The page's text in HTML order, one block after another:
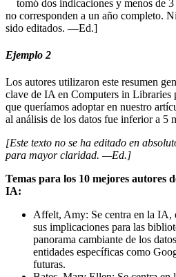
tomó dos indicaciones y menos de
no corresponden a un año completo.
sido editados. —Ed.]
Ejemplo 2
Los autores utilizaron este resumen
clave de IA en Computers in Libraries
que queríamos adoptar en nuestro
al análisis de los datos fue inferior a 5
[Este texto no se ha editado en
para mayor claridad. —Ed.]
Temas para los 10 mejores autores
IA:
Affelt, Amy: Se centra en la IA,
sus implicaciones para las
panorama cambiante de los
entidades específicas como
futuras.